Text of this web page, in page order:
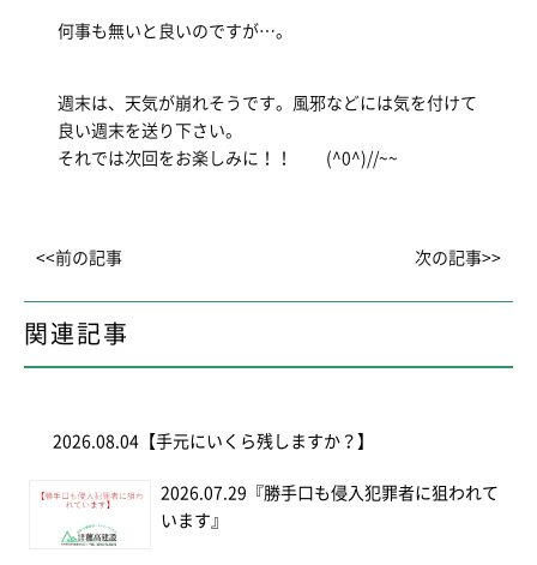
何事も無いと良いのですが…。
週末は、天気が崩れそうです。風邪などには気を付けて
良い週末を送り下さい。
それでは次回をお楽しみに！！ (^0^)//~~
<<前の記事 次の記事>>
関連記事
2026.08.04 【手元にいくら残しますか？】
2026.07.29 『勝手口も侵入犯罪者に狙われて
います』